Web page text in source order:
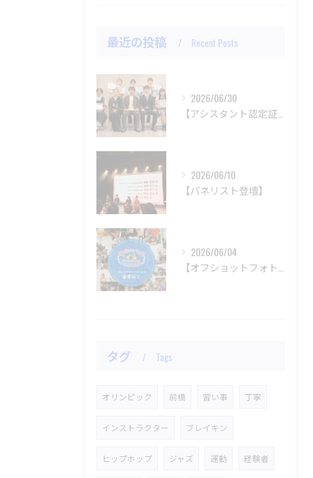
最近の投稿 Recent Posts
2026/06/30
2026/06/10
【パネリスト登壇】
2026/06/04
タグ Tags
オリンピック 前橋 習い事 丁寧
インストラクター ブレイキン
ヒップホップ ジャズ 運動 経験者